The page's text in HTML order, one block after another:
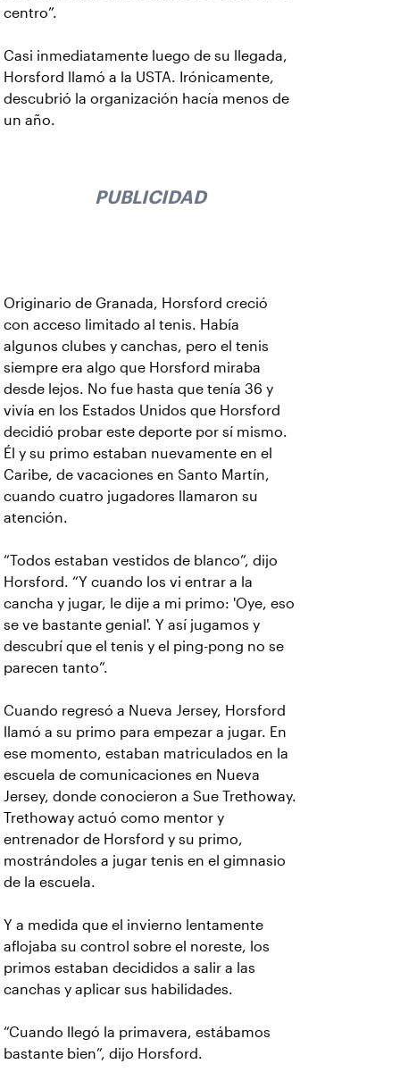
centro”.
Casi inmediatamente luego de su llegada,
Horsford llamó a la USTA. Irónicamente,
descubrió la organización hacía menos de
un año.
PUBLICIDAD
Originario de Granada, Horsford creció
con acceso limitado al tenis. Había
algunos clubes y canchas, pero el tenis
siempre era algo que Horsford miraba
desde lejos. No fue hasta que tenía 36 y
vivía en los Estados Unidos que Horsford
decidió probar este deporte por sí mismo.
Él y su primo estaban nuevamente en el
Caribe, de vacaciones en Santo Martín,
cuando cuatro jugadores llamaron su
atención.
“Todos estaban vestidos de blanco”, dijo
Horsford. “Y cuando los vi entrar a la
cancha y jugar, le dije a mi primo: 'Oye, eso
se ve bastante genial'. Y así jugamos y
descubrí que el tenis y el ping-pong no se
parecen tanto”.
Cuando regresó a Nueva Jersey, Horsford
llamó a su primo para empezar a jugar. En
ese momento, estaban matriculados en la
escuela de comunicaciones en Nueva
Jersey, donde conocieron a Sue Trethoway.
Trethoway actuó como mentor y
entrenador de Horsford y su primo,
mostrándoles a jugar tenis en el gimnasio
de la escuela.
Y a medida que el invierno lentamente
aflojaba su control sobre el noreste, los
primos estaban decididos a salir a las
canchas y aplicar sus habilidades.
“Cuando llegó la primavera, estábamos
bastante bien”, dijo Horsford.